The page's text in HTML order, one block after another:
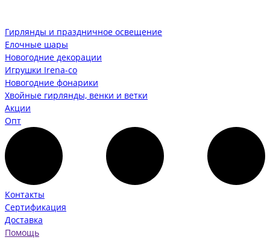
Гирлянды и праздничное освещение
Елочные шары
Новогодние декорации
Игрушки Irena-co
Новогодние фонарики
Хвойные гирлянды, венки и ветки
Акции
Опт
Контакты
Сертификация
Доставка
Помощь